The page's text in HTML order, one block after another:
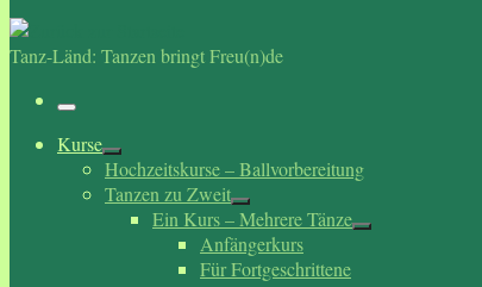
Tanz-Länd: Tanzen bringt Freu(n)de
Menü
Kurse
Hochzeitskurse – Ballvorbereitung
Tanzen zu Zweit
Ein Kurs – Mehrere Tänze
Anfängerkurs
Für Fortgeschrittene